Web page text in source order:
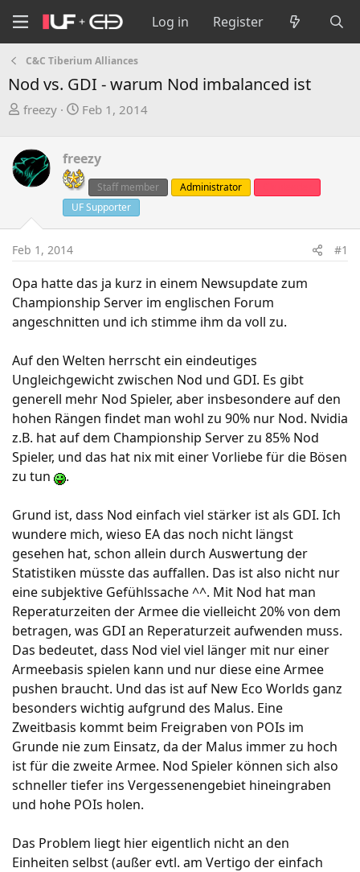
Log in Register
C&C Tiberium Alliances
Nod vs. GDI - warum Nod imbalanced ist
T
e
a
t
a
t
e
r
freezy
S
r
t
d
a
t
Feb 1, 2014
freezy
Staff member Administrator
UF Supporter
Feb 1, 2014 #1
Opa hatte das ja kurz in einem Newsupdate zum
Championship Server im englischen Forum
angeschnitten und ich stimme ihm da voll zu.
Auf den Welten herrscht ein eindeutiges
Ungleichgewicht zwischen Nod und GDI. Es gibt
generell mehr Nod Spieler, aber insbesondere auf den
hohen Rängen findet man wohl zu 90% nur Nod. Nvidia
z.B. hat auf dem Championship Server zu 85% Nod
Spieler, und das hat nix mit einer Vorliebe für die Bösen
zu tun
.
Grund ist, dass Nod einfach viel stärker ist als GDI. Ich
wundere mich, wieso EA das noch nicht längst
gesehen hat, schon allein durch Auswertung der
Statistiken müsste das auffallen. Das ist also nicht nur
eine subjektive Gefühlssache ^^. Mit Nod hat man
Reperaturzeiten der Armee die vielleicht 20% von dem
betragen, was GDI an Reperaturzeit aufwenden muss.
Das bedeutet, dass Nod viel viel länger mit nur einer
Armeebasis spielen kann und nur diese eine Armee
pushen braucht. Und das ist auf New Eco Worlds ganz
besonders wichtig aufgrund des Malus. Eine
Zweitbasis kommt beim Freigraben von POIs im
Grunde nie zum Einsatz, da der Malus immer zu hoch
ist für die zweite Armee. Nod Spieler können sich also
schneller tiefer ins Vergessenengebiet hineingraben
und hohe POIs holen.
Das Problem liegt hier eigentlich nicht an den
Einheiten selbst (außer evtl. am Vertigo der einfach